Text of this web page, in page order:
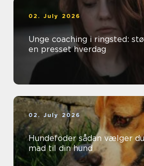
02. July 2026
Unge coaching i ringsted:
en presset hverdag
02. July 2026
Hundefoder sådan vælger du den bedste
mad til din hund